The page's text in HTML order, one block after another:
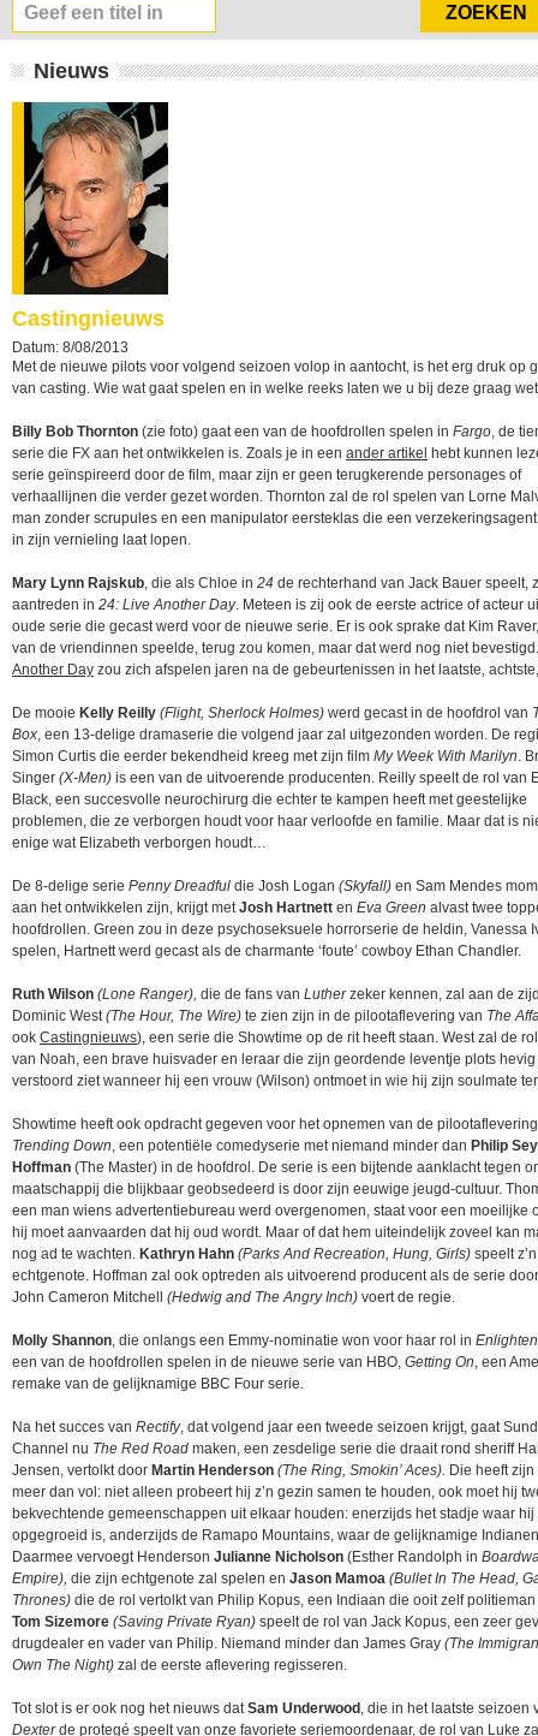
Nieuws
Castingnieuws
Datum: 8/08/2013
Met de nieuwe pilots voor volgend seizoen volop in aantocht, is het erg druk op
van casting. Wie wat gaat spelen en in welke reeks laten we u bij deze graag
Billy Bob Thornton (zie foto) gaat een van de hoofdrollen spelen in Fargo, de
serie die FX aan het ontwikkelen is. Zoals je in een ander artikel
hebt kunnen
serie geïnspireerd door de film, maar zijn er geen terugkerende personages of
verhaallijnen die verder gezet worden. Thornton zal de rol spelen van Lorne
man zonder scrupules en een manipulator eersteklas die een
in zijn vernieling laat lopen.
Mary Lynn Rajskub, die als Chloe in 24 de rechterhand van Jack Bauer speelt,
aantreden in 24: Live Another Day. Meteen is zij ook de eerste actrice of acteur
oude serie die gecast werd voor de nieuwe serie. Er is ook sprake dat Kim
van de vriendinnen speelde, terug zou komen, maar dat werd nog niet
Another Day zou zich afspelen jaren na de gebeurtenissen in het laatste,
De mooie Kelly Reilly (Flight, Sherlock Holmes) werd gecast in de hoofdrol van
Box, een 13-delige dramaserie die volgend jaar zal uitgezonden worden. De
Simon Curtis die eerder bekendheid kreeg met zijn film My Week With Marilyn.
Singer (X-Men) is een van de uitvoerende producenten. Reilly speelt de rol van
Black, een succesvolle neurochirurg die echter te kampen heeft met geestelijke
problemen, die ze verborgen houdt voor haar verloofde en familie. Maar dat is
enige wat Elizabeth verborgen houdt…
De 8-delige serie Penny Dreadful die Josh Logan (Skyfall) en Sam Mendes
aan het ontwikkelen zijn, krijgt metJosh Hartnett en Eva Green alvast twee
hoofdrollen. Green zou in deze psychoseksuele horrorserie de heldin, Vanessa
spelen, Hartnett werd gecast als de charmante ‘foute’ cowboy Ethan Chandler.
Ruth Wilson (Lone Ranger), die de fans van Lutherzeker kennen, zal aan de
Dominic West(The Hour, The Wire) te zien zijn in de pilootaflevering van The
ook Castingnieuws), een serie die Showtime op de rit heeft staan. West zal de
van Noah, een brave huisvader en leraar die zijn geordende leventje plots hevig
verstoord ziet wanneer hij een vrouw (Wilson) ontmoet in wie hij zijn soulmate
Showtime heeft ook opdracht gegeven voor het opnemen van de
Trending Down, een potentiële comedyserie met niemand minder dan Philip
Hoffman (The Master) in de hoofdrol. De serie is een bijtende aanklacht tegen
maatschappij die blijkbaar geobsedeerd is door zijn eeuwige jeugd-cultuur.
een man wiens advertentiebureau werd overgenomen, staat voor een moeilijke
hij moet aanvaarden dat hij oud wordt. Maar of dat hem uiteindelijk zoveel kan
nog ad te wachten. Kathryn Hahn (Parks And Recreation, Hung, Girls) speelt z’n
echtgenote. Hoffman zal ook optreden als uitvoerend producent als de serie
John Cameron Mitchell (Hedwig and The Angry Inch) voert de regie.
Molly Shannon, die onlangs een Emmy-nominatie won voor haar rol in
een van de hoofdrollen spelen in de nieuwe serie van HBO, Getting On, een
remake van de gelijknamige BBC Four serie.
Na het succes van Rectify, dat volgend jaar een tweede seizoen krijgt, gaat
Channel nu The Red Road maken, een zesdelige serie die draait rond sheriff
Jensen, vertolkt door Martin Henderson (The Ring, Smokin’ Aces). Die heeft
meer dan vol: niet alleen probeert hij z’n gezin samen te houden, ook moet hij
bekvechtende gemeenschappen uit elkaar houden: enerzijds het stadje waar hij
opgegroeid is, anderzijds de Ramapo Mountains, waar de gelijknamige
Daarmee vervoegt Henderson Julianne Nicholson (Esther Randolph in
Empire), die zijn echtgenote zal spelen en Jason Mamoa (Bullet In The Head,
Thrones) die de rol vertolkt van Philip Kopus, een Indiaan die ooit zelf politieman
Tom Sizemore (Saving Private Ryan) speelt de rol van Jack Kopus, een zeer
drugdealer en vader van Philip. Niemand minder dan James Gray (The
Own The Night) zal de eerste aflevering regisseren.
Tot slot is er ook nog het nieuws datSam Underwood , die in het laatste seizoen
Dexterde protegé speelt van onze favoriete seriemoordenaar, de rol van Luke